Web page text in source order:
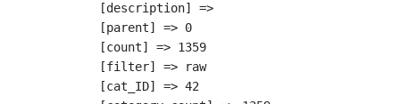
            [description] =>
            [parent] => 0
            [count] => 1359
            [filter] => raw
            [cat_ID] => 42